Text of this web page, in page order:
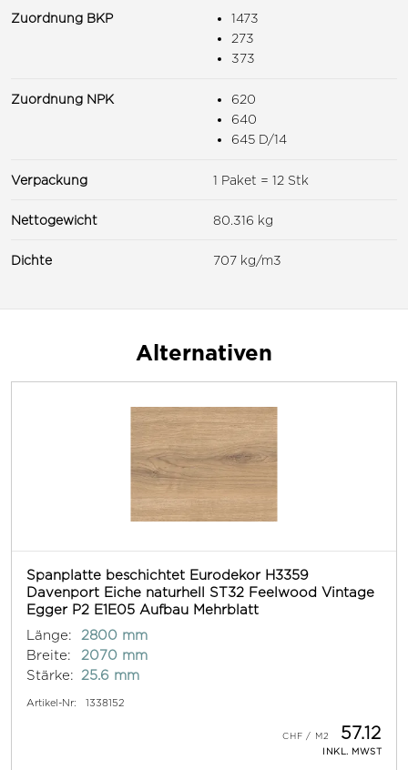
Zuordnung BKP
1473
273
373
Zuordnung NPK
620
640
645 D/14
Verpackung 1 Paket = 12 Stk
Nettogewicht 80.316 kg
Dichte 707 kg/m3
Alternativen
Spanplatte beschichtet Eurodekor H3359
Davenport Eiche naturhell ST32 Feelwood Vintage
Egger P2 E1E05 Aufbau Mehrblatt
Länge:
2800 mm
Breite:
2070 mm
Stärke:
25.6 mm
Artikel-Nr: 1338152
57.12
INKL. MWST